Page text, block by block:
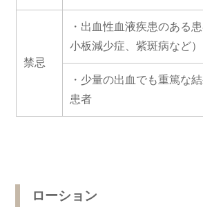
禁忌
・出血性血液疾患のある
小板減少症、紫斑病など）
・少量の出血でも重篤な
患者
ローション